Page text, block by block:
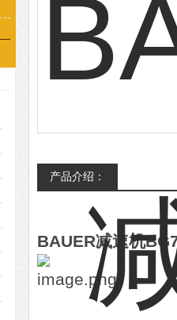
产品介绍：
BAUER减速机